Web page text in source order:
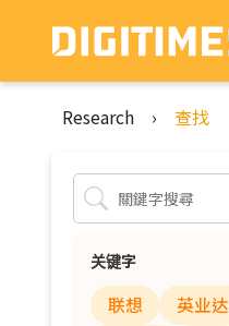
Research › 查找
关键字
联想 英业达